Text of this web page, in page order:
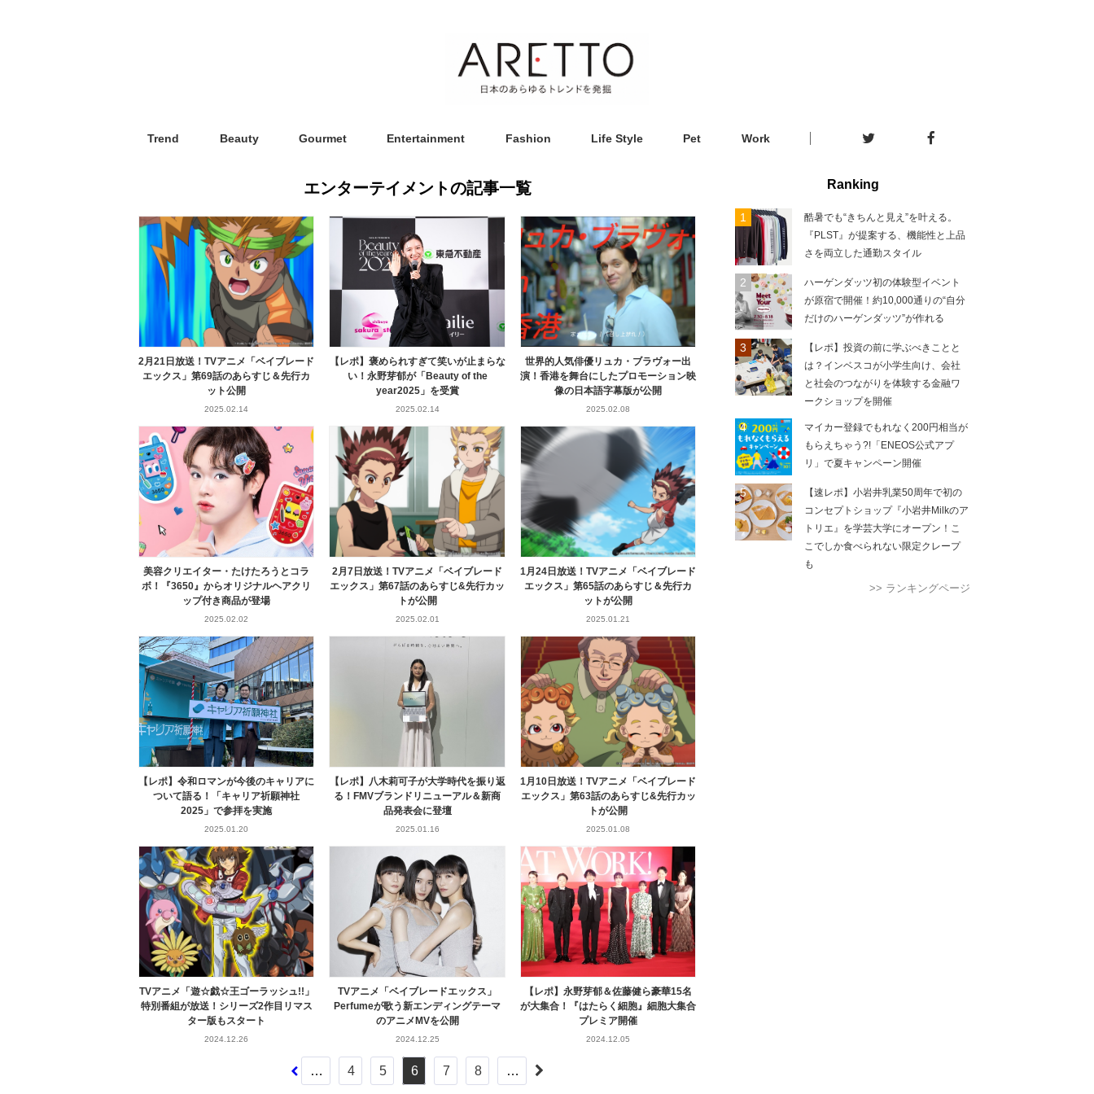
Trend Beauty Gourmet Entertainment Fashion Life Style Pet Work
エンターテイメントの記事一覧
2月21日放送！TVアニメ「ベイブレード
エックス」第69話のあらすじ＆先行カ
ット公開
2025.02.14
【レポ】褒められすぎて笑いが止まらな
い！永野芽郁が「Beauty of the
year2025」を受賞
2025.02.14
世界的人気俳優リュカ・ブラヴォー出
演！香港を舞台にしたプロモーション映
像の日本語字幕版が公開
2025.02.08
美容クリエイター・たけたろうとコラ
ボ！『3650』からオリジナルヘアクリ
ップ付き商品が登場
2025.02.02
2月7日放送！TVアニメ「ベイブレード
エックス」第67話のあらすじ&先行カッ
トが公開
2025.02.01
1月24日放送！TVアニメ「ベイブレード
エックス」第65話のあらすじ＆先行カ
ットが公開
2025.01.21
【レポ】令和ロマンが今後のキャリアに
ついて語る！「キャリア祈願神社
2025」で参拝を実施
2025.01.20
【レポ】八木莉可子が大学時代を振り返
る！FMVブランドリニューアル＆新商
品発表会に登壇
2025.01.16
1月10日放送！TVアニメ「ベイブレード
エックス」第63話のあらすじ&先行カッ
トが公開
2025.01.08
TVアニメ「遊☆戯☆王ゴーラッシュ!!」
特別番組が放送！シリーズ2作目リマス
ター版もスタート
2024.12.26
TVアニメ「ベイブレードエックス」
Perfumeが歌う新エンディングテーマ
のアニメMVを公開
2024.12.25
【レポ】永野芽郁＆佐藤健ら豪華15名
が大集合！『はたらく細胞』細胞大集合
プレミア開催
2024.12.05
… 4 5 6 7 8 …
Ranking
酷暑でも“きちんと見え”を叶える。
『PLST』が提案する、機能性と上品
さを両立した通勤スタイル
ハーゲンダッツ初の体験型イベント
が原宿で開催！約10,000通りの“自分
だけのハーゲンダッツ”が作れる
【レポ】投資の前に学ぶべきことと
は？インベスコが小学生向け、会社
と社会のつながりを体験する金融ワ
ークショップを開催
マイカー登録でもれなく200円相当が
もらえちゃう?!「ENEOS公式アプ
リ」で夏キャンペーン開催
【速レポ】小岩井乳業50周年で初の
コンセプトショップ『小岩井Milkのア
トリエ』を学芸大学にオープン！こ
こでしか食べられない限定クレープ
も
>> ランキングページ